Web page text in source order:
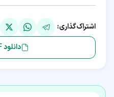
اشتراک‌گذاری:
دانلود PDF مقاله